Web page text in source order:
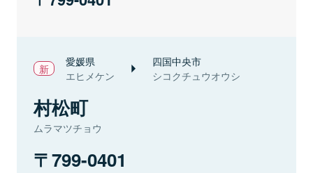
愛媛県
エヒメケン
四国中央市
シコクチュウオウシ
村松町
ムラマツチョウ
799-0401